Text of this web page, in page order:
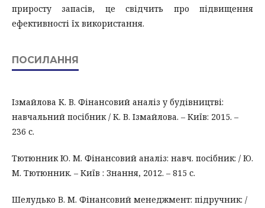
приросту запасів, це свідчить про підвищення
ефективності їх використання.
ПОСИЛАННЯ
Ізмайлова К. В. Фінансовий аналіз у будівництві:
навчальний посібник / К. В. Ізмайлова. – Київ: 2015. –
236 с.
Тютюнник Ю. М. Фінансовий аналіз: навч. посібник: / Ю.
М. Тютюнник. – Київ : Знання, 2012. – 815 с.
Шелудько В. М. Фінансовий менеджмент: підручник: /